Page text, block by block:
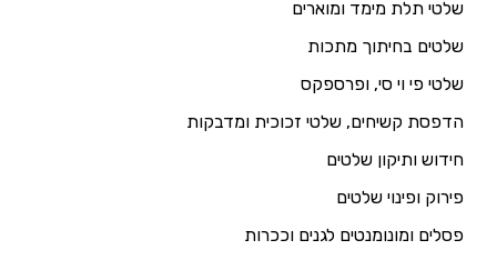
שלטי תלת מימד ומוארים
שלטים בחיתוך מתכות
שלטי פי וי סי, ופרספקס
הדפסת קשיחים, שלטי זכוכית ומדבקות
חידוש ותיקון שלטים
פירוק ופינוי שלטים
פסלים ומונומנטים לגנים וככרות